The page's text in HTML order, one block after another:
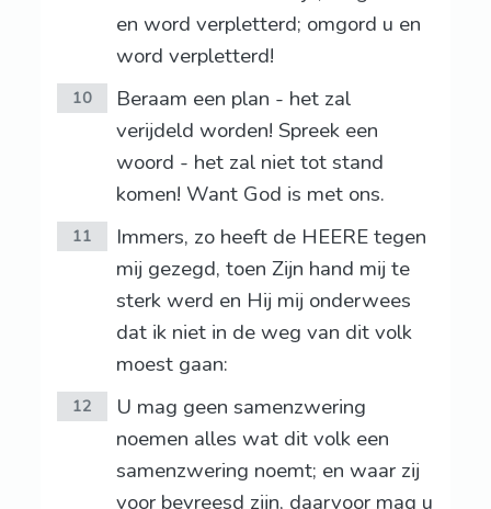
en word verpletterd; omgord u en
word verpletterd!
10
Beraam een plan - het zal
verijdeld worden! Spreek een
woord - het zal niet tot stand
komen! Want God is met ons.
11
Immers, zo heeft de HEERE tegen
mij gezegd, toen Zijn hand mij te
sterk werd en Hij mij onderwees
dat ik niet in de weg van dit volk
moest gaan:
12
U mag geen samenzwering
noemen alles wat dit volk een
samenzwering noemt; en waar zij
voor bevreesd zijn, daarvoor mag u